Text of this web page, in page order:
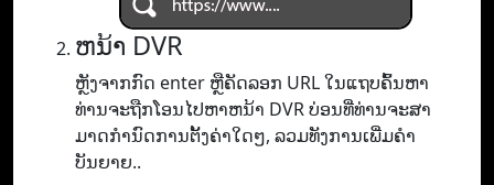
ຫນ້າ DVR
ຫຼັງຈາກກົດ enter ຫຼືຄັດລອກ URL ໃນແຖບຄົ້ນຫາ
ທ່ານຈະຖືກໂອນໄປຫາຫນ້າ DVR ບ່ອນທີ່ທ່ານຈະສາ
ມາດກໍານົດການຕັ້ງຄ່າໃດໆ, ລວມທັງການເພີ່ມຄໍາ
ບັນຍາຍ..